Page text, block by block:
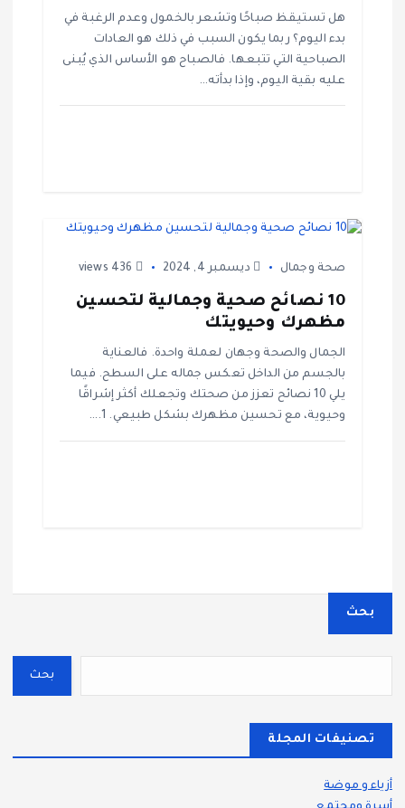
ت
هل تستيقظ صباحًا وتشعر بالخمول وعدم الرغبة في
بدء اليوم؟ ربما يكون السبب في ذلك هو العادات
الصباحية التي تتبعها. فالصباح هو الأساس الذي يُبنى
عليه بقية اليوم، وإذا بدأته…
صحة وجمال ديسمبر 4, 2024
10 نصائح صحية وجمالية لتحسين
مظهرك وحيويتك
الجمال والصحة وجهان لعملة واحدة. فالعناية
بالجسم من الداخل تعكس جماله على السطح. فيما
يلي 10 نصائح تعزز من صحتك وتجعلك أكثر إشراقًا
وحيوية، مع تحسين مظهرك بشكل طبيعي. 1.…
بحث
بحث
تصنيفات المجلة
أزياء و موضة